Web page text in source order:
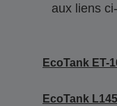
aux liens
EcoTank ET-
EcoTank